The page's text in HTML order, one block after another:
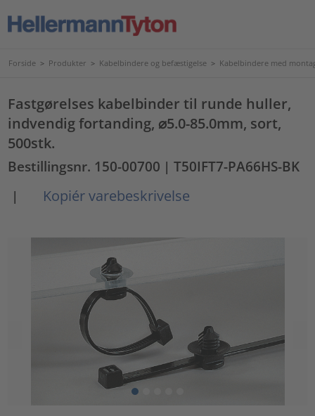
Forside > Produkter > Kabelbindere og befæstigelse > Kabelbindere med
Fastgørelses kabelbinder til runde huller,
indvendig fortanding, ⌀5.0-85.0mm, sort,
500stk.
Bestillingsnr. 150-00700 | T50IFT7-PA66HS-BK
|
Kopiér varebeskrivelse